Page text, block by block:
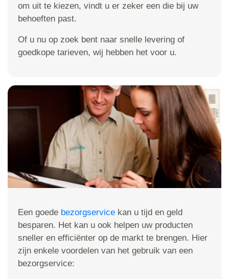
om uit te kiezen, vindt u er zeker een die bij uw
behoeften past.
Of u nu op zoek bent naar snelle levering of
goedkope tarieven, wij hebben het voor u.
Een goede bezorgservice kan u tijd en geld
besparen. Het kan u ook helpen uw producten
sneller en efficiënter op de markt te brengen. Hier
zijn enkele voordelen van het gebruik van een
bezorgservice: